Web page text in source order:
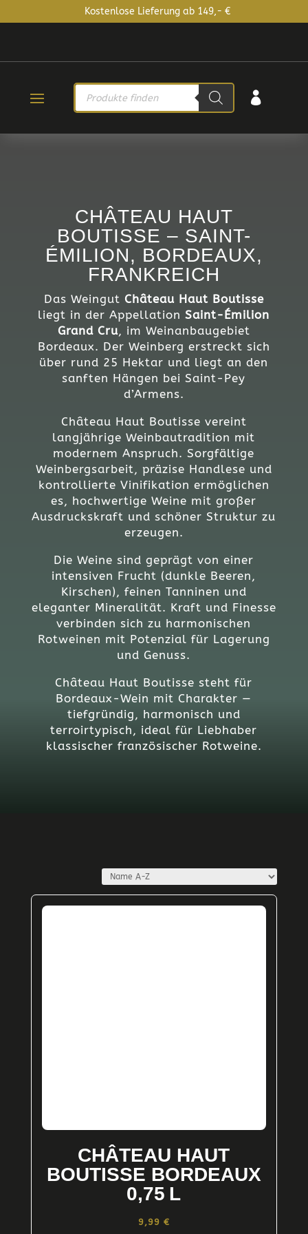
Kostenlose Lieferung ab 149,- €
PRODUCTS
SEARCH

CHÂTEAU HAUT
BOUTISSE – SAINT-
ÉMILION, BORDEAUX,
FRANKREICH
Das Weingut Château Haut Boutisse
liegt in der AppellationSaint-Émilion
Grand Cru, im Weinanbaugebiet
Bordeaux. Der Weinberg erstreckt sich
über rund 25 Hektar und liegt an den
sanften Hängen bei Saint-Pey
d’Armens.
Château Haut Boutisse vereint
langjährige Weinbautradition mit
modernem Anspruch. Sorgfältige
Weinbergsarbeit, präzise Handlese und
kontrollierte Vinifikation ermöglichen
es, hochwertige Weine mit großer
Ausdruckskraft und schöner Struktur zu
erzeugen.
Die Weine sind geprägt von einer
intensiven Frucht (dunkle Beeren,
Kirschen), feinen Tanninen und
eleganter Mineralität. Kraft und Finesse
verbinden sich zu harmonischen
Rotweinen mit Potenzial für Lagerung
und Genuss.
Château Haut Boutisse steht für
Bordeaux-Wein mit Charakter —
tiefgründig, harmonisch und
terroirtypisch, ideal für Liebhaber
klassischer französischer Rotweine.
CHÂTEAU HAUT
BOUTISSE BORDEAUX
0,75 L
9,99 €